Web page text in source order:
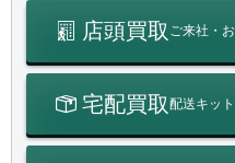
店頭買取 ご来社・
宅配買取配送キッ